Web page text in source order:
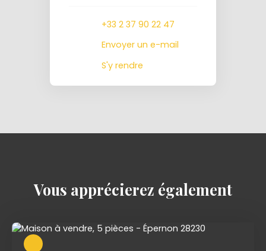
+33 2 37 90 22 47
Envoyer un e-mail
S'y rendre
Vous apprécierez également